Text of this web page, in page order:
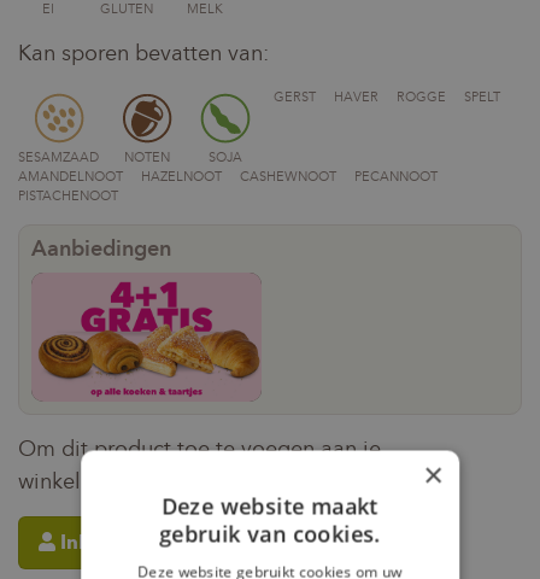
EI GLUTEN MELK
Kan sporen bevatten van:
SESAMZAAD NOTEN SOJA
GERST HAVER ROGGE SPELT
AMANDELNOOT HAZELNOOT CASHEWNOOT
PECANNOOT
PISTACHENOOT
Aanbiedingen
4+1 koeken gratis
Om dit product toe te voegen aan je
winkelmandje moet je eerst inloggen.
Inloggen
×
Deze website maakt
gebruik van cookies.
Deze website gebruikt cookies om uw